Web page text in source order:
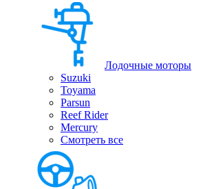
Лодочные моторы
Suzuki
Toyama
Parsun
Reef Rider
Mercury
Смотреть все